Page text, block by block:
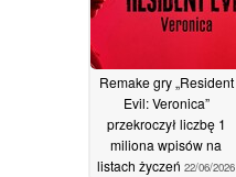
Remake gry „Resident
Evil: Veronica”
przekroczył liczbę 1
miliona wpisów na
listach życzeń 22/06/2026